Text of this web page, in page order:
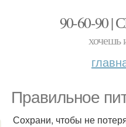
90-60-
хочешь
Правильное
Сохрани, чтобы не